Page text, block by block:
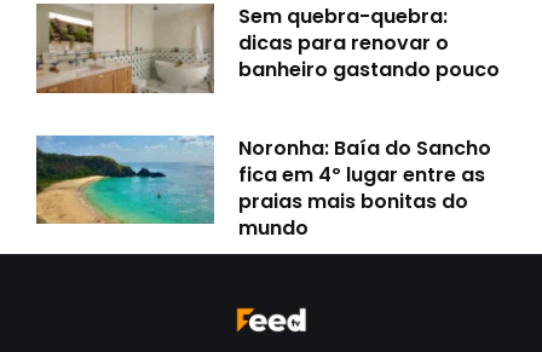
Sem quebra-quebra:
dicas para renovar o
banheiro gastando pouco
Noronha: Baía do Sancho
fica em 4º lugar entre as
praias mais bonitas do
mundo